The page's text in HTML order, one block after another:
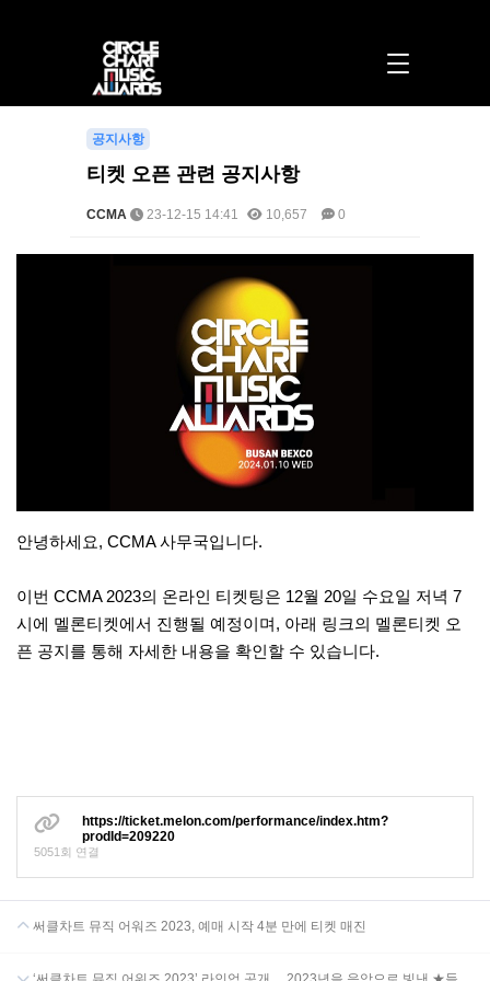
공지사항
티켓 오픈 관련 공지사항
CCMA 23-12-15 14:41 10,657 0
안녕하세요, CCMA 사무국입니다.
이번 CCMA 2023의 온라인 티켓팅은 12월 20일 수요일 저녁 7
시에 멜론티켓에서 진행될 예정이며, 아래 링크의 멜론티켓 오
픈 공지를 통해 자세한 내용을 확인할 수 있습니다.
https://ticket.melon.com/performance/index.htm?
prodId=209220
5051회 연결
써클차트 뮤직 어워즈 2023, 예매 시작 4분 만에 티켓 매진